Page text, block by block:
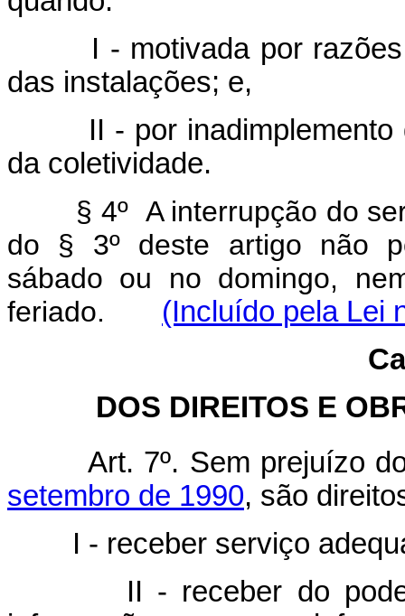
I - motivada por razões
das instalações; e,
II - por inadimplemento
da coletividade.
§ 4º A interrupção do
do § 3º deste artigo não
sábado ou no domingo,
feriado. (Incluído pela Lei
DOS DIREITOS E
Art. 7º. Sem prejuízo
setembro de 1990, são
I - receber serviço
II - receber do